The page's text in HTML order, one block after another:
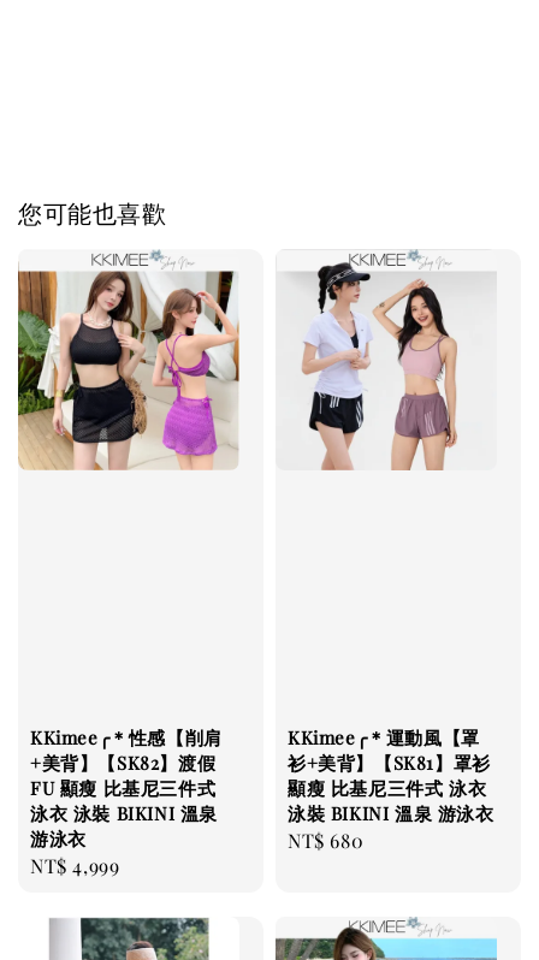
您可能也喜歡
KKimee╭＊性感【削肩
+美背】【SK82】渡假
FU 顯瘦 比基尼三件式
泳衣 泳裝 BIKINI 溫泉
游泳衣
Regular
NT$ 4,999
KKimee╭＊運動風【罩
衫+美背】【SK81】罩衫
顯瘦 比基尼三件式 泳衣
泳裝 BIKINI 溫泉 游泳衣
Regular
NT$ 680